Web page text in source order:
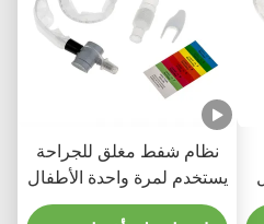
نظام شفط مغلق للجراحة
يستخدم لمرة واحدة الأطفال
حديثي الولادة / الأطفال -